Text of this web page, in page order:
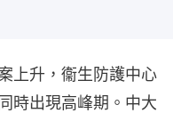
上升，衞生防護中心
時出現高峰期。中大